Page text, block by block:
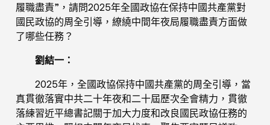
履職盡責”，請問2025年全國政協在保持中國共產黨對
國民政協的周全引導，繚繞中間年夜局履職盡責方面做
了哪些任務？
劉結一：
2025年，全國政協保持中國共產黨的周全引導，當
真貫徹落實中共二十年夜和二十屆歷次全會精力，貫徹
落練習近平總書記關于加大力度和改良國民政協任務的